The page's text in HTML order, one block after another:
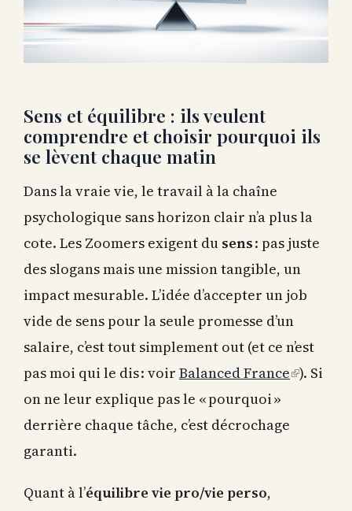
Sens et équilibre : ils veulent
comprendre et choisir pourquoi ils
se lèvent chaque matin
Dans la vraie vie, le travail à la chaîne
psychologique sans horizon clair n’a plus la
cote. Les Zoomers exigent du sens: pas juste
des slogans mais une mission tangible, un
impact mesurable. L’idée d’accepter un job
vide de sens pour la seule promesse d’un
salaire, c’est tout simplement out (et ce n’est
pas moi qui le dis : voir Balanced France(link
). Si
on ne leur explique pas le « pourquoi »
derrière chaque tâche, c’est décrochage
garanti.
Quant à l’équilibre vie pro/vie perso,